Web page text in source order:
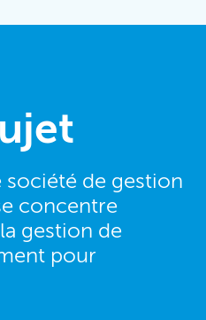
de gestion
concentre
gestion de
pour